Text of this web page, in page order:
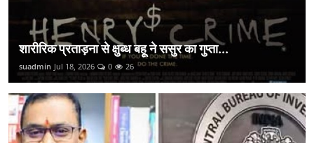
शारीरिक प्रताड़ना से क्षुब्ध बहू ने ससुर का गुप्ता...
suadmin Jul 18, 2026 0 26